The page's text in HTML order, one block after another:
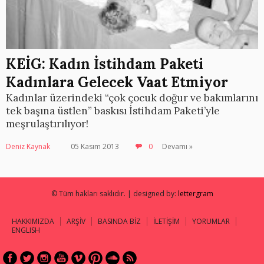
KEİG: Kadın İstihdam Paketi
Kadınlara Gelecek Vaat Etmiyor
Kadınlar üzerindeki “çok çocuk doğur ve bakımlarını
tek başına üstlen” baskısı İstihdam Paketi’yle
meşrulaştırılıyor!
Deniz Kaynak 05 Kasım 2013 0 Devamı »
© Tüm hakları saklıdır. | designed by: lettergram
HAKKIMIZDA ARŞİV BASINDA BİZ İLETİŞİM
YORUMLAR
ENGLISH